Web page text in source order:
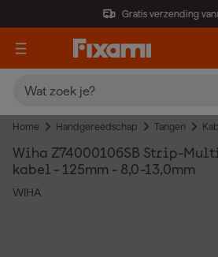
Gratis verzending
Home Handgereedschap Tangen
Wiha Z74000106SB Strip-
kabel - 125mm - 8,0-13,0mm
WIHA